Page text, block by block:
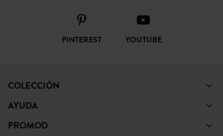
PINTEREST YOUTUBE
COLECCIÓN
AYUDA
PROMOD